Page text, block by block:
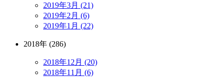
2019年3月 (21)
2019年2月 (6)
2019年1月 (22)
2018年 (286)
2018年12月 (20)
2018年11月 (6)